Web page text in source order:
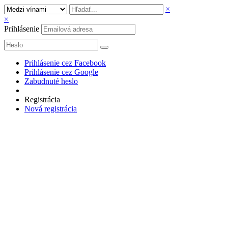
×
×
Prihlásenie
Prihlásenie cez Facebook
Prihlásenie cez Google
Zabudnuté heslo
Registrácia
Nová registrácia